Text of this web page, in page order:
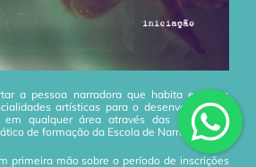
a pessoa narradora que habita em si e
artísticas para o desenvolvimento
qualquer área através das narrativas,
de formação da Escola de Narradores!
primeira mão sobre o período de inscrições